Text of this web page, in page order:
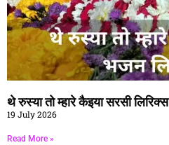
थे रुस्या तो म्हारे कैइया सरसी लिरिक्स
19 July 2026
Read More »